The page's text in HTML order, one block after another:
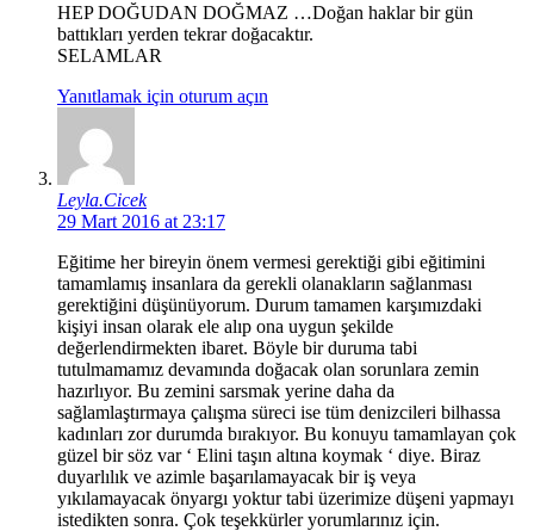
HEP DOĞUDAN DOĞMAZ …Doğan haklar bir gün
battıkları yerden tekrar doğacaktır.
SELAMLAR
Yanıtlamak için oturum açın
Leyla.Cicek
29 Mart 2016 at 23:17
Eğitime her bireyin önem vermesi gerektiği gibi eğitimini
tamamlamış insanlara da gerekli olanakların sağlanması
gerektiğini düşünüyorum. Durum tamamen karşımızdaki
kişiyi insan olarak ele alıp ona uygun şekilde
değerlendirmekten ibaret. Böyle bir duruma tabi
tutulmamamız devamında doğacak olan sorunlara zemin
hazırlıyor. Bu zemini sarsmak yerine daha da
sağlamlaştırmaya çalışma süreci ise tüm denizcileri bilhassa
kadınları zor durumda bırakıyor. Bu konuyu tamamlayan çok
güzel bir söz var ‘ Elini taşın altına koymak ‘ diye. Biraz
duyarlılık ve azimle başarılamayacak bir iş veya
yıkılamayacak önyargı yoktur tabi üzerimize düşeni yapmayı
istedikten sonra. Çok teşekkürler yorumlarınız için.